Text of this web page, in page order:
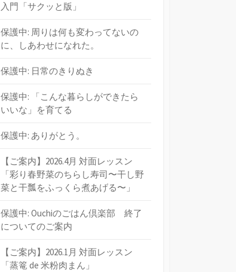
入門「サクッと版」
保護中: 周りは何も変わってないの
に、しあわせになれた。
保護中: 日常のきりぬき
保護中: 「こんな暮らしができたら
いいな」を育てる
保護中: ありがとう。
【ご案内】2026.4月 対面レッスン
「彩り春野菜のちらし寿司〜干し野
菜と干瓢をふっくら煮あげる〜」
保護中: Ouchiのごはん倶楽部 終了
についてのご案内
【ご案内】2026.1月 対面レッスン
「蒸篭 de 米粉肉まん」